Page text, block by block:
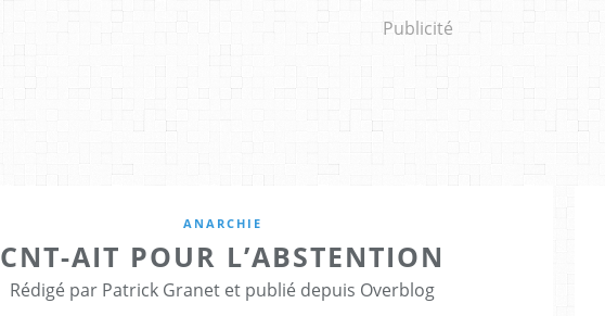
Publicité
ANARCHIE
CNT-AIT POUR L’ABSTENTION
Rédigé par Patrick Granet et publié depuis Overblog